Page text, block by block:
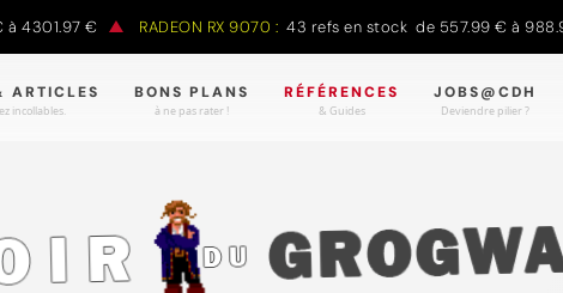
€ RADEON RX 9070 : 43 refs en stock de 557.99 € à 988.90 €
ARTICLES
incollables.
BONS PLANS
à ne pas rater !
RÉFÉRENCES
& Guides
JOBS@CDH
Deviendre pilier ?